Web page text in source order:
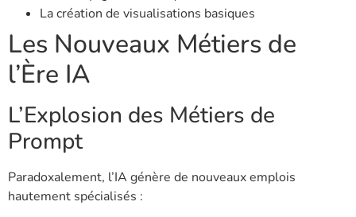
La création de visualisations basiques
Les Nouveaux Métiers de
l’Ère IA
L’Explosion des Métiers de
Prompt
Paradoxalement, l’IA génère de nouveaux emplois
hautement spécialisés :